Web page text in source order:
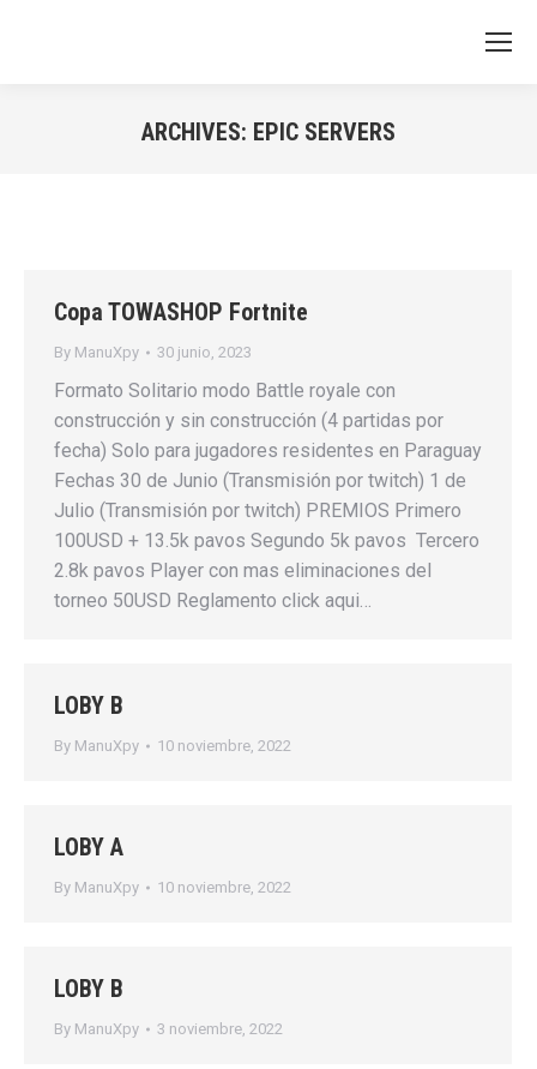
ARCHIVES: EPIC SERVERS
Copa TOWASHOP Fortnite
By ManuXpy 30 junio, 2023
Formato Solitario modo Battle royale con
construcción y sin construcción (4 partidas por
fecha) Solo para jugadores residentes en Paraguay
Fechas 30 de Junio (Transmisión por twitch) 1 de
Julio (Transmisión por twitch) PREMIOS Primero
100USD + 13.5k pavos Segundo 5k pavos Tercero
2.8k pavos Player con mas eliminaciones del
torneo 50USD Reglamento click aqui…
LOBY B
By ManuXpy 10 noviembre, 2022
LOBY A
By ManuXpy 10 noviembre, 2022
LOBY B
By ManuXpy 3 noviembre, 2022